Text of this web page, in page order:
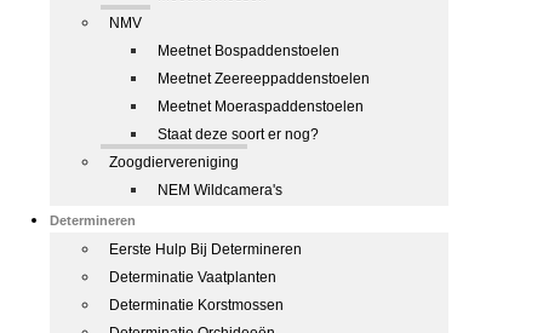
NMV
Meetnet Bospaddenstoelen
Meetnet Zeereeppaddenstoelen
Meetnet Moeraspaddenstoelen
Staat deze soort er nog?
Zoogdiervereniging
NEM Wildcamera's
Determineren
Eerste Hulp Bij Determineren
Determinatie Vaatplanten
Determinatie Korstmossen